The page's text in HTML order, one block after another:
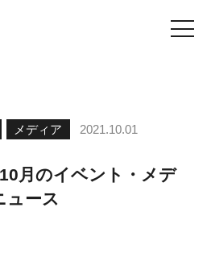
メディア 2021.10.01
月のイベント・メデ
ュース